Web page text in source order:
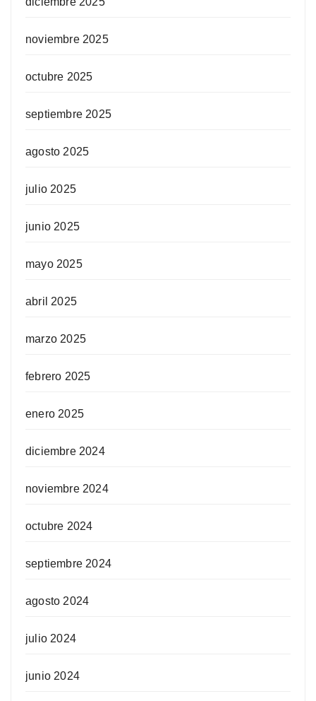
noviembre 2025
octubre 2025
septiembre 2025
agosto 2025
julio 2025
junio 2025
mayo 2025
abril 2025
marzo 2025
febrero 2025
enero 2025
diciembre 2024
noviembre 2024
octubre 2024
septiembre 2024
agosto 2024
julio 2024
junio 2024